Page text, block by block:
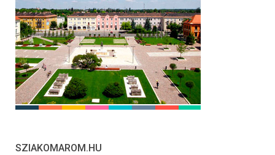
SZIAKOMAROM.HU